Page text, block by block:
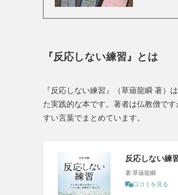
『反応しない練習』とは
『反応しない練習』（草薙龍瞬 著）は
た実践的な本です。著者は仏教僧で
すい言葉でまとめています。
反応しない練
著:草薙龍瞬
口コミを見る